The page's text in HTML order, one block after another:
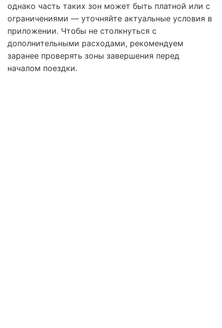
однако часть таких зон может быть платной или с
ограничениями — уточняйте актуальные условия в
приложении. Чтобы не столкнуться с
дополнительными расходами, рекомендуем
заранее проверять зоны завершения перед
началом поездки.